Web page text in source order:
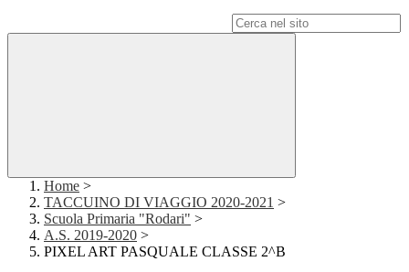
Home >
TACCUINO DI VIAGGIO 2020-2021 >
Scuola Primaria "Rodari" >
A.S. 2019-2020 >
PIXEL ART PASQUALE CLASSE 2^B